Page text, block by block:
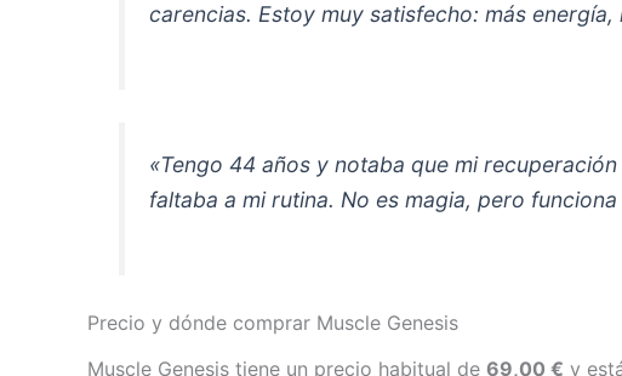
carencias. Estoy muy satisfecho: más
«Tengo 44 años y notaba que mi
faltaba a mi rutina. No es magia, pero
Precio y dónde comprar Muscle Genesis
Muscle Genesis tiene un precio habitual de 69,00 € y